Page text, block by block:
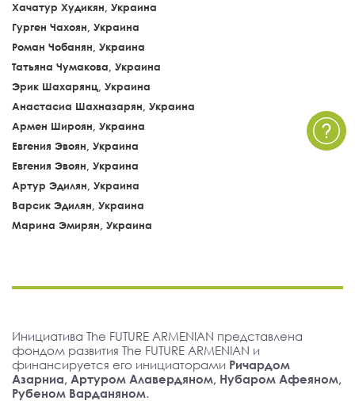
Хачатур Худикян, Украина
Гурген Чахоян, Украина
Роман Чобанян, Украина
Татьяна Чумакова, Украина
Эрик Шахарянц, Украина
Анастасиа Шахназарян, Украина
Армен Широян, Украина
Евгения Эвоян, Украина
Евгения Эвоян, Украина
Артур Эдилян, Украина
Варсик Эдилян, Украина
Марина Эмирян, Украина
Инициатива The FUTURE ARMENIAN представлена
фондом развития The FUTURE ARMENIAN и
финансируется его инициаторами Ричардом
Азарниа, Артуром Алавердяном, Нубаром Афеяном,
Рубеном Варданяном.